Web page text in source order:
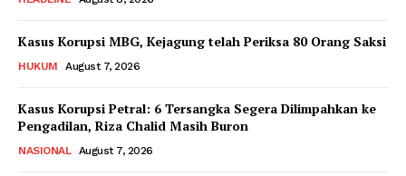
Kasus Korupsi MBG, Kejagung telah Periksa 80 Orang Saksi
HUKUM August 7, 2026
Kasus Korupsi Petral: 6 Tersangka Segera Dilimpahkan ke
Pengadilan, Riza Chalid Masih Buron
NASIONAL August 7, 2026